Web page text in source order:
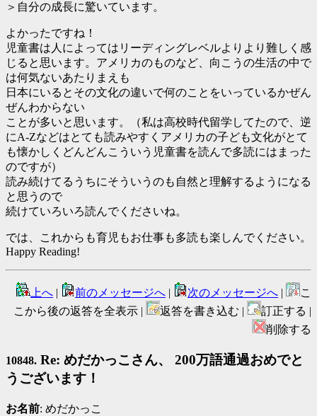
＞自分の成長に驚いています。
よかったですね！
児童書は人によってはリーディングレベルよりより難しく感
じると思います。アメリカのものなど、向こうの生活の中で
は何気ないあたりまえも
日本にいるとその文化の違いで何のことをいっているかぜん
ぜんわからない
ことが多いと思います。（私は高校時代留学してたので、逆
にA-Zなどはとても読みやすくアメリカの子ども文化がとて
も懐かしくどんどんこういう児童書を読んで多読にはまった
のですが）
読み続けてるうちにそういうのも自然と理解するようになる
と思うので
続けていろいろ読んでくださいね。
では、これからも育児もお仕事も多読も楽しんでください。
Happy Reading!
上へ | 前のメッセージへ | 次のメッセージへ |
こ
こから後の返答を全表示 |
返答を書き込む |
訂正する |
削除する
10848. Re: めだかっこさん、 200万語通過おめでと
うございます！
お名前: めだかっこ